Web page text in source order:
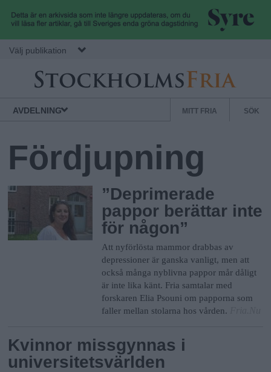
Hoppa till huvudinnehåll
Välj publikation
AVDELNING
u
n
d
ä
r
m
e
n
y
MITT FRIA SÖK
Fördjupning
”Deprimerade
pappor berättar inte
för någon”
Att nyförlösta mammor drabbas av
depressioner är ganska vanligt, men att
också många nyblivna pappor mår dåligt
är inte lika känt. Fria samtalar med
forskaren Elia Psouni om papporna som
faller mellan stolarna hos vården.
Kvinnor missgynnas i
universitetsvärlden